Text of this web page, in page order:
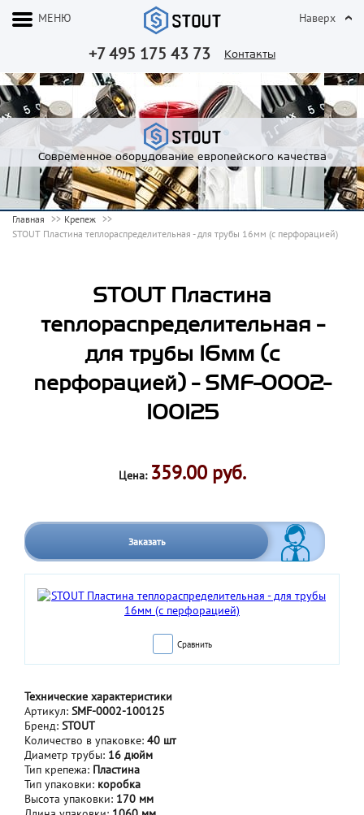
+7 495 175 43 73 Контакты
МЕНЮ Наверх
Современное оборудование европейского качества
Главная
Крепеж
STOUT Пластина теплораспределительная - для трубы 16мм (с перфорацией)
STOUT Пластина
теплораспределительная -
для трубы 16мм (с
перфорацией) - SMF-0002-
100125
Цена: 359.00 руб.
Заказать
Сравнить
Технические характеристики
Артикул: SMF-0002-100125
Бренд: STOUT
Количество в упаковке: 40 шт
Диаметр трубы: 16 дюйм
Тип крепежа: Пластина
Тип упаковки: коробка
Высота упаковки: 170 мм